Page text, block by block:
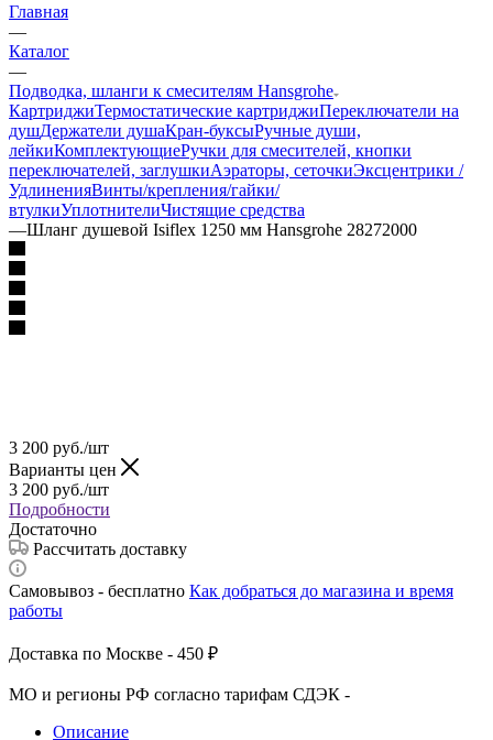
Главная
—
Каталог
—
Подводка, шланги к смесителям Hansgrohe
КартриджиТермостатические картриджиПереключатели на
душДержатели душаКран-буксыРучные души,
лейкиКомплектующиеРучки для смесителей, кнопки
переключателей, заглушкиАэраторы, сеточкиЭксцентрики /
УдлиненияВинты/крепления/гайки/
втулкиУплотнителиЧистящие средства
—Шланг душевой Isiflex 1250 мм Hansgrohe 28272000
3 200 руб./шт
Варианты цен
3 200 руб./шт
Подробности
Достаточно
Рассчитать доставку
Самовывоз - бесплатно Как добраться до магазина и время
работы
Доставка по Москве - 450 ₽
МО и регионы РФ согласно тарифам СДЭК -
Описание